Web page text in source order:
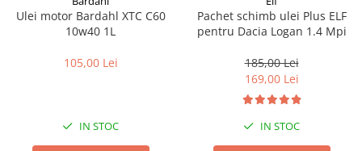
Ulei motor Bardahl XTC C60
10w40 1L
105,00 Lei
IN STOC
Pachet schimb ulei Plus ELF
pentru Dacia Logan 1.4 Mpi
185,00 Lei
169,00 Lei
IN STOC